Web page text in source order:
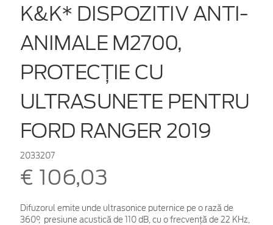
K&K* DISPOZITIV ANTI-
ANIMALE M2700,
PROTECȚIE CU
ULTRASUNETE PENTRU
FORD RANGER 2019
2033207
€ 106,03
Difuzorul emite unde ultrasonice puternice pe o rază de
360°, presiune acustică de 110 dB, cu o frecvență de 22 KHz,